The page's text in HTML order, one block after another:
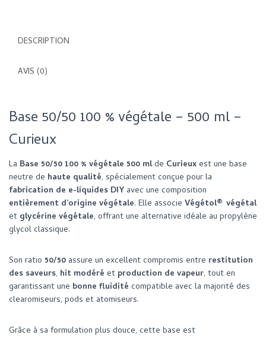
ML
VDLV
DESCRIPTION
AVIS (0)
Base 50/50 100 % végétale – 500 ml –
Curieux
La Base 50/50 100 % végétale 500 mlde Curieuxest une base
neutre de haute qualité, spécialement conçue pour la
fabrication de e-liquides DIY avec une composition
entièrement d’origine végétale. Elle associe Végétol® végétal
et glycérine végétale, offrant une alternative idéale au propylène
glycol classique.
Son ratio 50/50 assure un excellent compromis entre restitution
des saveurs, hit modéré et production de vapeur, tout en
garantissant une bonne fluidité compatible avec la majorité des
clearomiseurs, pods et atomiseurs.
Grâce à sa formulation plus douce, cette base est